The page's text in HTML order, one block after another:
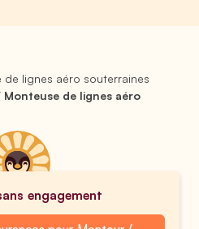
lignes aéro souterraines
de lignes aéro
engagement